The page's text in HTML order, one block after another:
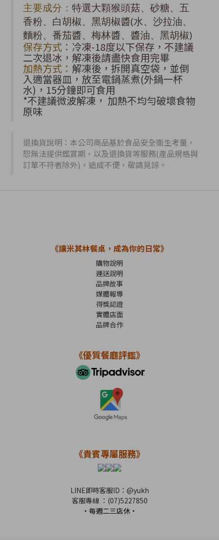
主要成分： 特選大顆猴頭菇、砂糖、五
香粉、白胡椒、黑胡椒醬(水、沙拉油、
麵粉、番茄醬、梅林醬、醬油、黑胡椒)
保存方式： 冷凍-18度以下保存，不建議
二次退冰，解凍後請盡快食用完畢
加熱方式： 解凍後，拆開真空袋，並倒
入適當器皿，放至電鍋蒸煮(外鍋一杯
水)，15分鐘即可食用
*不建議微波解凍， 加熱不均勻破壞食物
原味
退換貨說明：本公司商品基於食品安全衛生考量，
恕無法提供鑑賞期，以及退換貨等服務(產品規格與
訂單不符者除外)，造成不便，敬請見諒。
《讓米其林餐桌，成為你的日常》
購物說明
運送說明
品牌故事
媒體報導
得獎認證
實體店面
品牌合作
《優質餐廳評鑑》
《貴賓專屬服務》
LINE即時客服ID： @yukh
客服專線 ：(07)5227850
・每週二三店休・